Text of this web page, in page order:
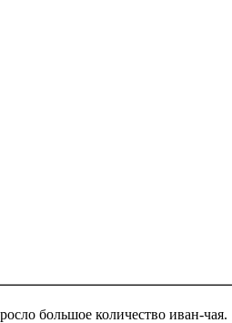
большое количество иван-чая.